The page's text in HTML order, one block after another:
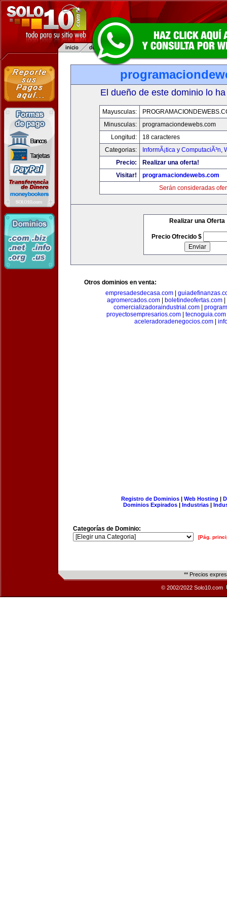
El dueño de este dominio lo
Mayusculas:
Minusculas:
programaciondewebs.com
Longitud:
18 caracteres
Categorias:
InformÃ¡tica y ComputaciÃ³n,
Precio:
Realizar una oferta!
Visitar!
programaciondewebs.com
Serán consideradas
Realizar una Oferta
Precio Ofrecido $
Otros dominios en venta:
empresadesdecasa.com|
agromercados.com
boletindeofertas.com
comercializadoraindustrial.com
proyectosempresarios.com
tecnoguia.com
aceleradoradenegocios.com
Registro de Dominios| Web Hosting |
Dominios Expirados | Industrias |
Categorías de Dominio:
[Pág.
** Precios
© 2002/2022 Solo10.com